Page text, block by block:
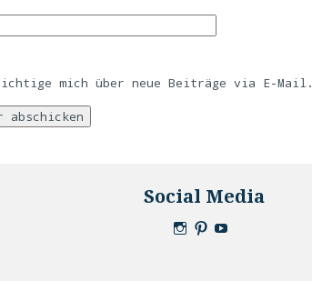
mich über neue Beiträge via E-Mail.
Social Media